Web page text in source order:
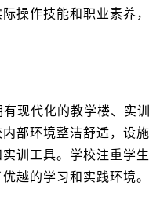
操作技能和职业素养，
现代化的教学楼、实训
部环境整洁舒适，设施
训工具。学校注重学生
越的学习和实践环境。